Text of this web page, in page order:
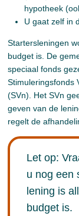
hypotheek
U gaat zelf in
Startersleningen
budget is. De
speciaal fonds
Stimuleringsfonds
(SVn). Het SVn
geven van de
regelt de
Let op:
u nog een
lening is
budget is.